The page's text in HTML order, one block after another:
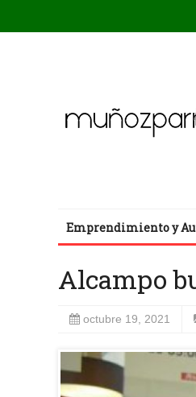
Emprendimiento y
Alcampo
octubre 19, 2021